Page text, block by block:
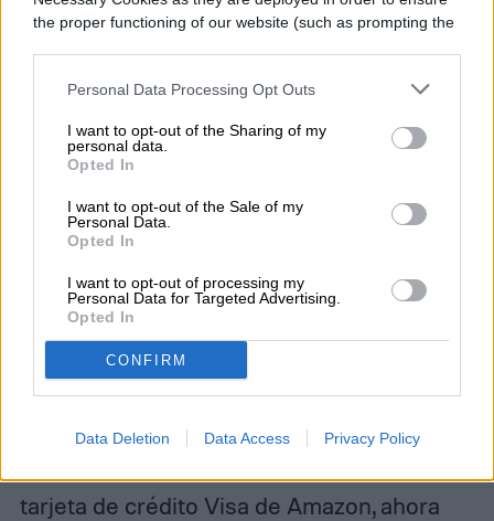
the proper functioning of our website (such as prompting the
Personal Data Processing Opt Outs
I want to opt-out of the Sharing of my
personal data.
Opted In
I want to opt-out of the Sale of my
Personal Data.
Opted In
I want to opt-out of processing my
Personal Data for Targeted Advertising.
Opted In
CONFIRM
Data Deletion Data Access Privacy Policy
Tarjeta Visa de Amazon
tarjeta de crédito Visa de Amazon, ahora